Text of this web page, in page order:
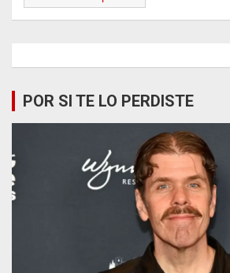
POR SI TE LO PERDISTE